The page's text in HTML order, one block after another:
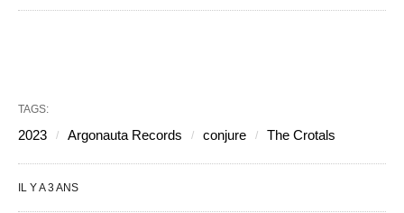
TAGS:
2023 Argonauta Records conjure The Crotals
IL Y A 3 ANS